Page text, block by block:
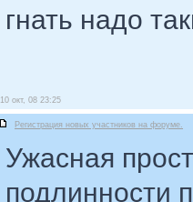
гнать надо
10 окт, 08 23:25
Регистрация новых участников на форуме.
Ужасная
подлинности